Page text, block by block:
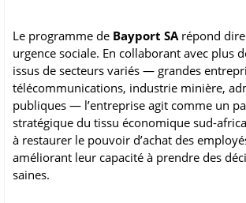
Le programme de Bayport SA répond
urgence sociale. En collaborant avec plus
issus de secteurs variés — grandes
télécommunications, industrie minière,
publiques — l’entreprise agit comme un
stratégique du tissu économique sud-
à restaurer le pouvoir d’achat des
améliorant leur capacité à prendre des
saines.